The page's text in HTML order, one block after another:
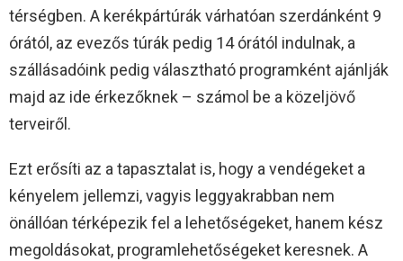
térségben. A kerékpártúrák várhatóan szerdánként 9
órától, az evezős túrák pedig 14 órától indulnak, a
szállásadóink pedig választható programként ajánlják
majd az ide érkezőknek – számol be a közeljövő
terveiről.
Ezt erősíti az a tapasztalat is, hogy a vendégeket a
kényelem jellemzi, vagyis leggyakrabban nem
önállóan térképezik fel a lehetőségeket, hanem kész
megoldásokat, programlehetőségeket keresnek. A